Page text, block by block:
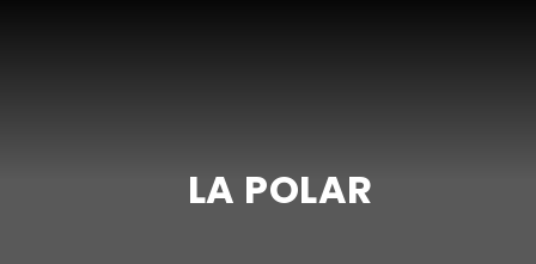
LA POLAR